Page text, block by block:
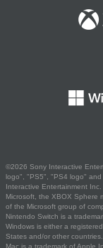
©2026 Sony Interactive
logo", "PS5", "PS4 logo" and
Interactive Entertainment Inc.
Microsoft, the XBOX Sphere
of the Microsoft group of
Nintendo Switch is a
Windows is either a
States and/or other countries.
Mac is a trademark of Apple